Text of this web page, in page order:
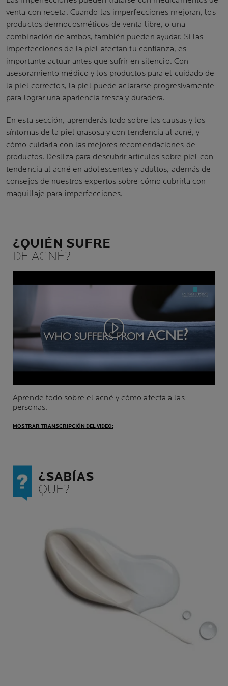
venta con receta. Cuando las imperfecciones mejoran, los
productos dermocosméticos de venta libre, o una
combinación de ambos, también pueden ayudar. Si las
imperfecciones de la piel afectan tu confianza, es
importante actuar antes que sufrir en silencio. Con
asesoramiento médico y los productos para el cuidado de
la piel correctos, la piel puede aclararse progresivamente
para lograr una apariencia fresca y duradera.
En esta sección, aprenderás todo sobre las causas y los
síntomas de la piel grasosa y con tendencia al acné, y
cómo cuidarla con las mejores recomendaciones de
productos. Desliza para descubrir artículos sobre piel con
tendencia al acné en adolescentes y adultos, además de
consejos de nuestros expertos sobre cómo cubrirla con
maquillaje para imperfecciones.
¿QUIÉN SUFRE
DE ACNÉ?
Play video
Aprende todo sobre el acné y cómo afecta a las
personas.
MOSTRAR TRANSCRIPCIÓN DEL VIDEO:
¿SABÍAS
QUE?